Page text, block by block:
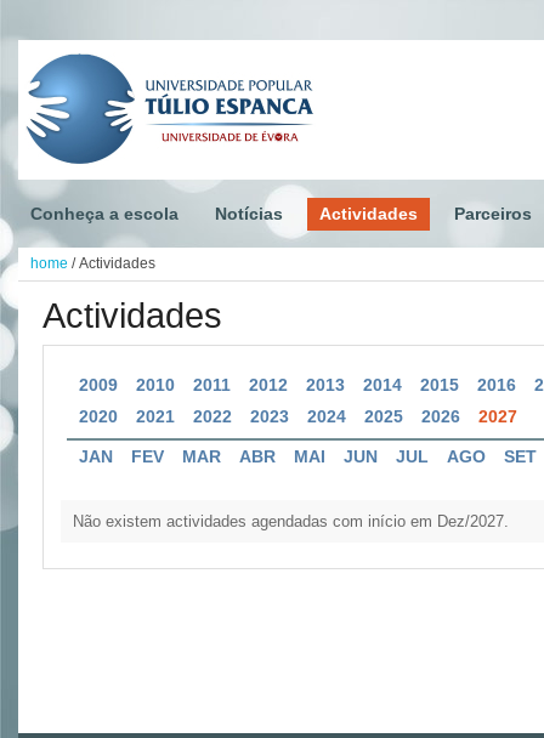
Conheça a escola Notícias Actividades Parceiros
home / Actividades
Actividades
2009 2010 2011 2012 2013 2014 2015 2016
2020
2021 2022 2023 2024 2025 2026 2027
JAN FEV MAR ABR MAI JUN JUL AGO SET
Não existem actividades agendadas com início em Dez/2027.